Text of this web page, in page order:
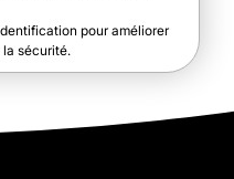
pour améliorer
la sécurité.